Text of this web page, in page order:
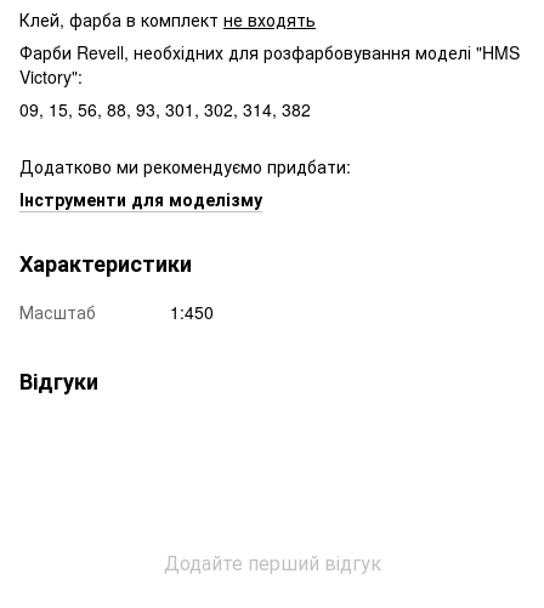
Клей, фарба в комплект не входять
Фарби Revell, необхідних для розфарбовування моделі "HMS
Victory":
09, 15, 56, 88, 93, 301, 302, 314, 382
Додатково ми рекомендуємо придбати:
Інструменти для моделізму
Характеристики
Масштаб 1:450
Відгуки
Додайте перший відгук